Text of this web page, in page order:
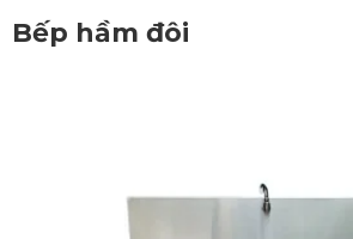
Bếp hầm đôi